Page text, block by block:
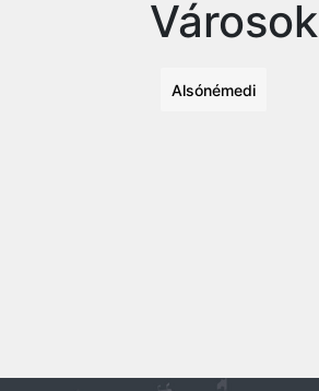
Városok
Alsónémedi